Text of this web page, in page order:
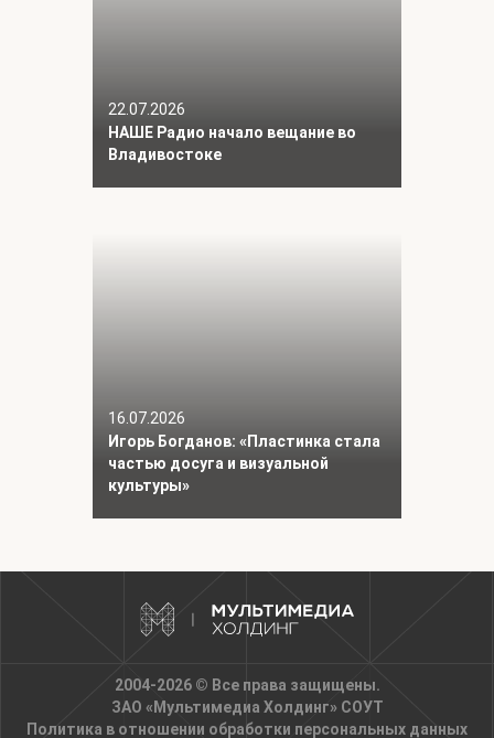
22.07.2026
НАШЕ Радио начало вещание во
Владивостоке
16.07.2026
Игорь Богданов: «Пластинка стала
частью досуга и визуальной
культуры»
2004-2026 © Все права защищены.
ЗАО «Мультимедиа Холдинг» СОУТ
Политика в отношении обработки персональных данных